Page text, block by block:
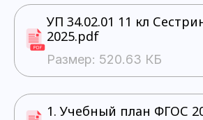
УП 34.02.01 11 кл
2025.pdf
Размер: 520.63 КБ
1. Учебный план ФГОС